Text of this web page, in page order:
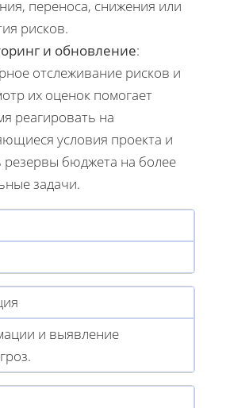
переноса, снижения или
рисков.
и обновление:
отслеживание рисков и
их оценок помогает
реагировать на
условия проекта и
резервы бюджета на более
задачи.
и выявление